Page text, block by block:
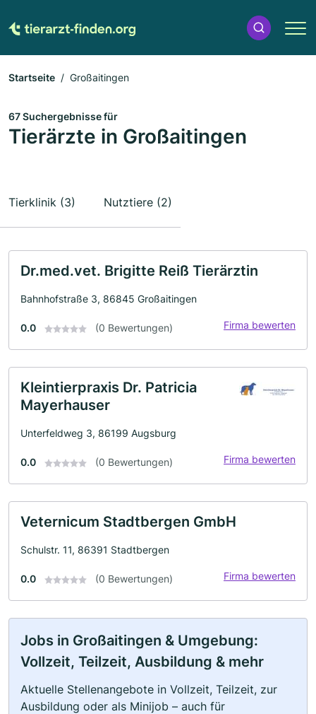
Startseite Großaitingen
67 Suchergebnisse für
Tierärzte in Großaitingen
Tierklinik (3) Nutztiere (2)
Dr.med.vet. Brigitte Reiß Tierärztin
Bahnhofstraße 3, 86845 Großaitingen
0.0 (0 Bewertungen) Firma bewerten
Kleintierpraxis Dr. Patricia
Mayerhauser
Unterfeldweg 3, 86199 Augsburg
0.0 (0 Bewertungen) Firma bewerten
Veternicum Stadtbergen GmbH
Schulstr. 11, 86391 Stadtbergen
0.0 (0 Bewertungen) Firma bewerten
Jobs in Großaitingen & Umgebung:
Vollzeit, Teilzeit, Ausbildung & mehr
Aktuelle Stellenangebote in Vollzeit, Teilzeit, zur
Ausbildung oder als Minijob – auch für